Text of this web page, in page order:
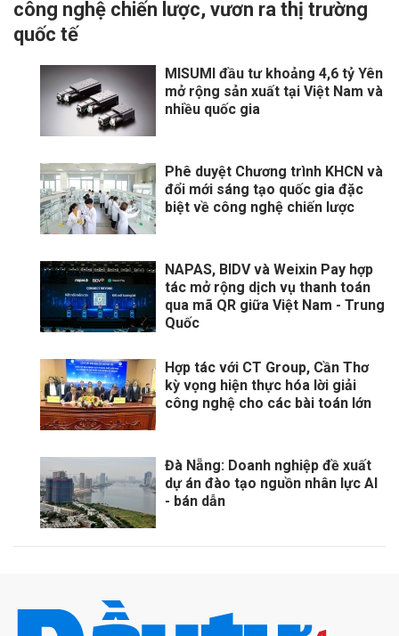
công nghệ chiến lược, vươn ra thị trường
quốc tế
MISUMI đầu tư khoảng 4,6 tỷ Yên
mở rộng sản xuất tại Việt Nam và
nhiều quốc gia
Phê duyệt Chương trình KHCN và
đổi mới sáng tạo quốc gia đặc
biệt về công nghệ chiến lược
NAPAS, BIDV và Weixin Pay hợp
tác mở rộng dịch vụ thanh toán
qua mã QR giữa Việt Nam - Trung
Quốc
Hợp tác với CT Group, Cần Thơ
kỳ vọng hiện thực hóa lời giải
công nghệ cho các bài toán lớn
Đà Nẵng: Doanh nghiệp đề xuất
dự án đào tạo nguồn nhân lực AI
- bán dẫn